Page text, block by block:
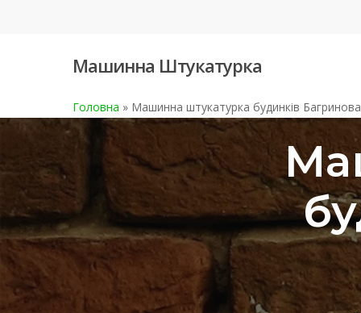
Машинна Штукатурка
Головна » Машинна штукатурка будинків